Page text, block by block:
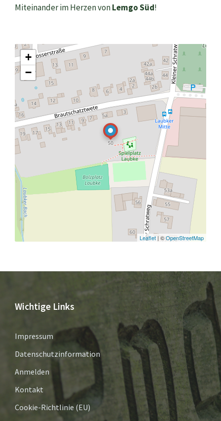
Miteinander im Herzen vonLemgo Süd!
+
−
Leaflet | ©OpenStreetMap
Wichtige Links
Impressum
Datenschutzinformation
Anmelden
Kontakt
Cookie-Richtlinie (EU)